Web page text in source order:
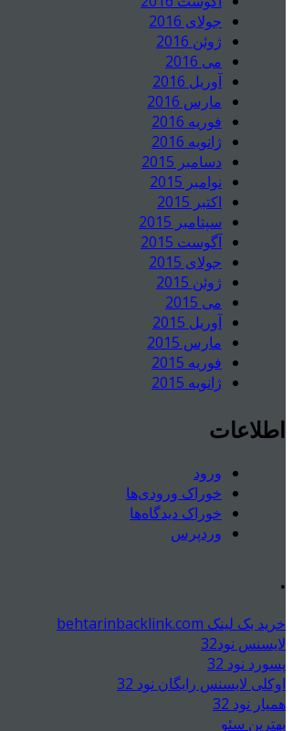
جولای 2016
ژوئن 2016
می 2016
آوریل 2016
مارس 2016
فوریه 2016
ژانویه 2016
دسامبر 2015
نوامبر 2015
اکتبر 2015
سپتامبر 2015
آگوست 2015
جولای 2015
ژوئن 2015
می 2015
آوریل 2015
مارس 2015
فوریه 2015
ژانویه 2015
اطلاعات
ورود
خوراک ورودی‌ها
خوراک دیدگاه‌ها
وردپرس
.
خرید بک لینک behtarinbacklink.com
لایسنس نود32
پسورد نود 32
اوکلی لایسنس رایگان نود 32
همیار نود 32
بهترین سئو